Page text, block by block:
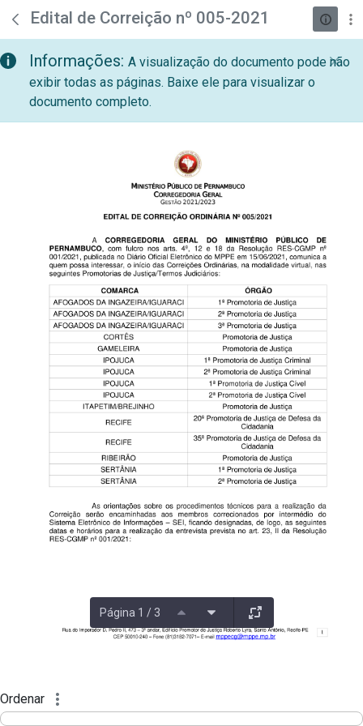
Pular para o Conteúdo principal
teste descricao
Edital de Correição nº 005-2021
Informações: A visualização do documento pode não
exibir todas as páginas. Baixe ele para visualizar o
documento completo.
Página 1 / 3
Ordenar